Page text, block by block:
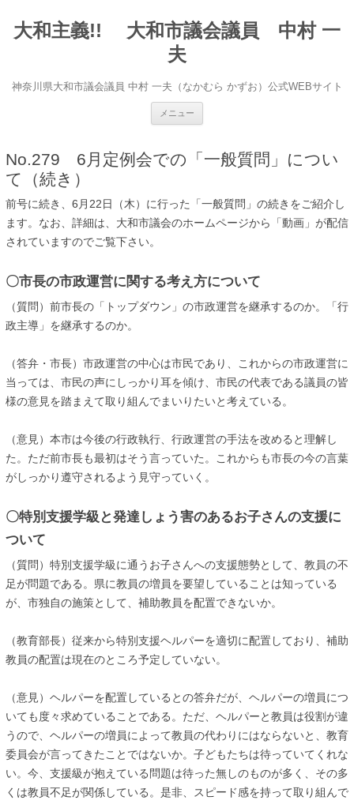
大和主義!! 大和市議会議員 中村 一
夫
神奈川県大和市議会議員 中村 一夫（なかむら かずお）公式WEBサイト
メニュー
No.279 6月定例会での「一般質問」につい
て（続き）
前号に続き、6月22日（木）に行った「一般質問」の続きをご紹介し
ます。なお、詳細は、大和市議会のホームページから「動画」が配信
されていますのでご覧下さい。
〇市長の市政運営に関する考え方について
（質問）前市長の「トップダウン」の市政運営を継承するのか。「行
政主導」を継承するのか。
（答弁・市長）市政運営の中心は市民であり、これからの市政運営に
当っては、市民の声にしっかり耳を傾け、市民の代表である議員の皆
様の意見を踏まえて取り組んでまいりたいと考えている。
（意見）本市は今後の行政執行、行政運営の手法を改めると理解し
た。ただ前市長も最初はそう言っていた。これからも市長の今の言葉
がしっかり遵守されるよう見守っていく。
〇特別支援学級と発達しょう害のあるお子さんの支援に
ついて
（質問）特別支援学級に通うお子さんへの支援態勢として、教員の不
足が問題である。県に教員の増員を要望していることは知っている
が、市独自の施策として、補助教員を配置できないか。
（教育部長）従来から特別支援ヘルパーを適切に配置しており、補助
教員の配置は現在のところ予定していない。
（意見）ヘルパーを配置しているとの答弁だが、ヘルパーの増員につ
いても度々求めていることである。ただ、ヘルパーと教員は役割が違
うので、ヘルパーの増員によって教員の代わりにはならないと、教育
委員会が言ってきたことではないか。子どもたちは待っていてくれな
い。今、支援級が抱えている問題は待った無しのものが多く、その多
くは教員不足が関係している。是非、スピード感を持って取り組んで